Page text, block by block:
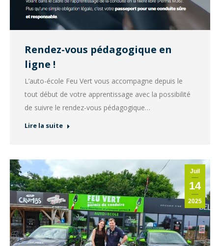
Rendez-vous pédagogique en
ligne !
L’auto-école Feu Vert vous accompagne depuis le
tout début de votre apprentissage avec la possibilité
de suivre le rendez-vous pédagogique…
Lire la suite
Juil
14
2025